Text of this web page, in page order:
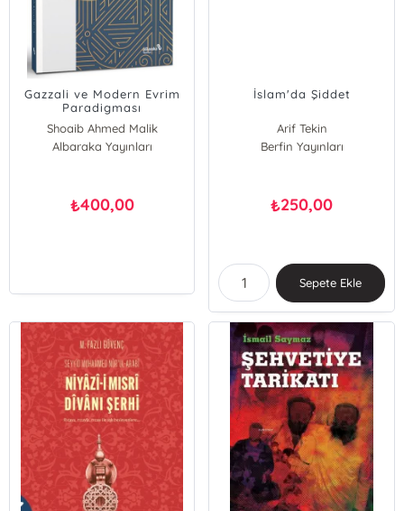
Gazzali ve Modern Evrim
Paradigması
Shoaib Ahmed Malik
Albaraka Yayınları
₺400,00
İslam'da Şiddet
Arif Tekin
Berfin Yayınları
₺250,00
Sepete Ekle